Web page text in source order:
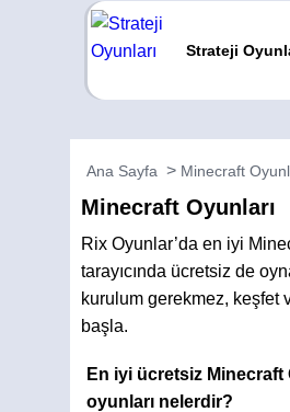
Strateji
Ana Sayfa Minecraft
Minecraft Oyunları
Rix Oyunlar’da en iyi
tarayıcında ücretsiz de
kurulum gerekmez, keşfet
başla.
En iyi ücretsiz Minecraft
oyunları nelerdir?